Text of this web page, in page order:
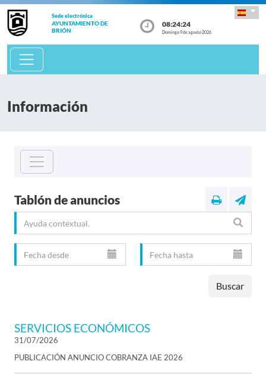
Sede electrónica
AYUNTAMIENTO DE
BRIÓN
08:24:24
Domingo 9 de agosto 2026
Información
Tablón de anuncios
Buscar
SERVICIOS ECONÓMICOS
31/07/2026
PUBLICACIÓN ANUNCIO COBRANZA IAE 2026